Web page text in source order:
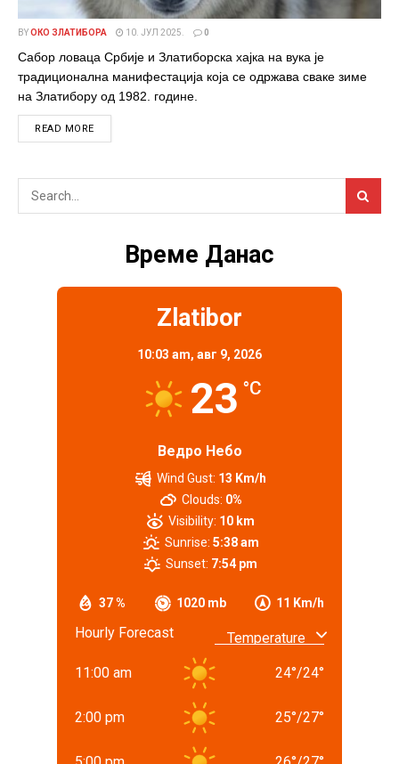
BYОКО ЗЛАТИБОРА 10. ЈУЛ 2025. 0
Сабор ловаца Србије и Златиборска хајка на вука је
традиционална манифестација која се одржава сваке зиме
на Златибору од 1982. године.
READ MOREDETAILS
Време Данас
Zlatibor
10:03 am, авг 9, 2026
23 °C
Ведро Небо
37 % 1020 mb 11 Km/h
Wind Gust: 13 Km/h
Clouds: 0%
Visibility: 10 km
Sunrise: 5:38 am
Sunset: 7:54 pm
Hourly Forecast
11:00 am 24°/24°
2:00 pm 25°/27°